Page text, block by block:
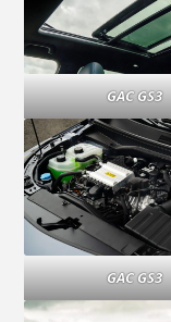
GAC GS3
GAC GS3